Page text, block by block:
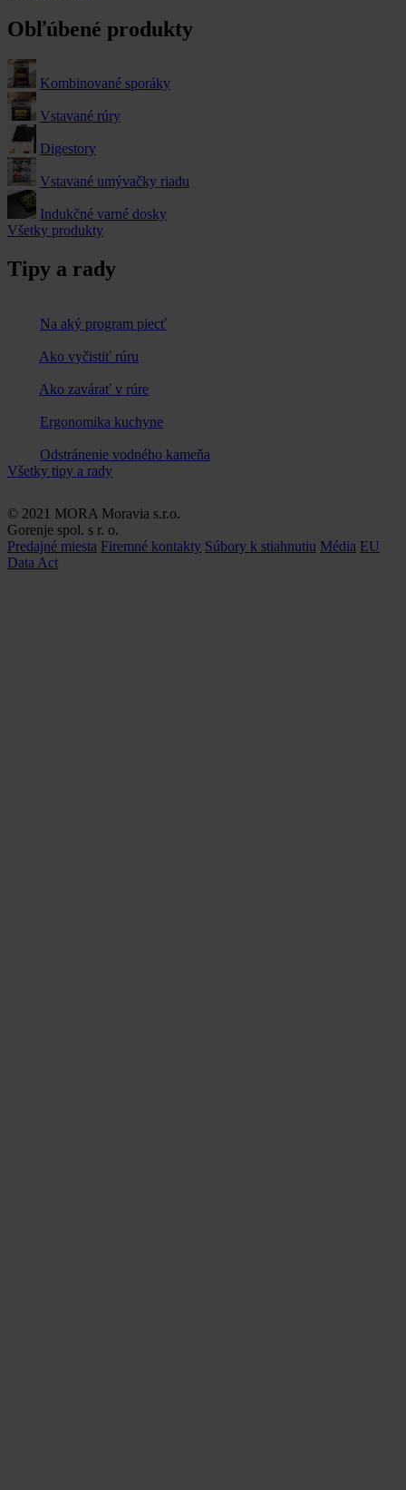
Obľúbené produkty
Kombinované sporáky
Vstavané rúry
Digestory
Vstavané umývačky riadu
Indukčné varné dosky
Všetky produkty
Tipy a rady
Na aký program piecť
Ako vyčistiť rúru
Ako zavárať v rúre
Ergonomika kuchyne
Odstránenie vodného kameňa
Všetky tipy a rady
© 2021 MORA Moravia s.r.o.
Gorenje spol. s r. o.
Predajné miesta Firemné kontakty Súbory k stiahnutiu Média EU
Data Act